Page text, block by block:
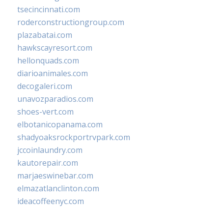
tsecincinnati.com
roderconstructiongroup.com
plazabatai.com
hawkscayresort.com
hellonquads.com
diarioanimales.com
decogaleri.com
unavozparadios.com
shoes-vert.com
elbotanicopanama.com
shadyoaksrockportrvpark.com
jccoinlaundry.com
kautorepair.com
marjaeswinebar.com
elmazatlanclinton.com
ideacoffeenyc.com